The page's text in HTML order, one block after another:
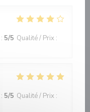
: 5/5 Qualité / Prix :
: 5/5 Qualité / Prix :